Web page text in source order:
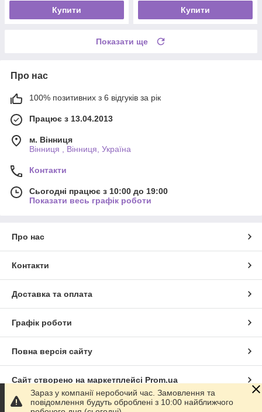
Купити Купити
Показати ще
Про нас
100% позитивних з 6 відгуків за рік
Працює з 13.04.2013
м. Вінниця
Вінниця , Вінниця, Україна
Контакти
Сьогодні працює з 10:00 до 19:00
Показати весь графік роботи
Про нас
Контакти
Доставка та оплата
Графік роботи
Повна версія сайту
Сайт створено на маркетплейсі Prom.ua
Політика конфіденційності
Зараз у компанії неробочий час. Замовлення та
повідомлення будуть оброблені з 10:00 найближчого